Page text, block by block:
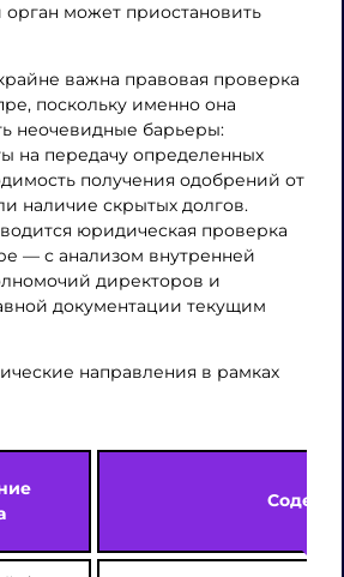
может приостановить
важна правовая проверка
поскольку именно она
неочевидные барьеры:
на передачу определенных
получения одобрений от
наличие скрытых долгов.
юридическая проверка
— с анализом внутренней
директоров и
документации текущим
направления в рамках